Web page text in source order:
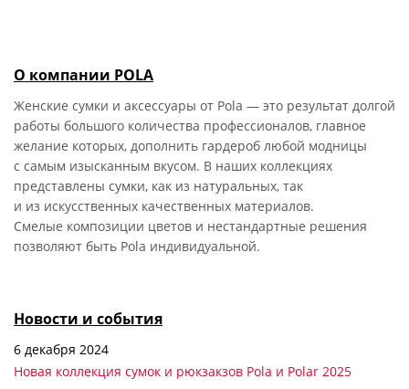
О компании POLA
Женские сумки и аксессуары от Pola — это результат долгой
работы большого количества профессионалов, главное
желание которых, дополнить гардероб любой модницы
с самым изысканным вкусом. В наших коллекциях
представлены сумки, как из натуральных, так
и из искусственных качественных материалов.
Смелые композиции цветов и нестандартные решения
позволяют быть Pola индивидуальной.
Новости и события
6 декабря 2024
Новая коллекция сумок и рюкзакзов Pola и Polar 2025